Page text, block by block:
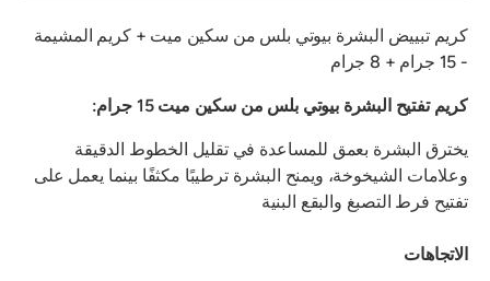
كريم تبييض البشرة بيوتي بلس من سكين ميت + كريم المشيمة
- 15 جرام + 8 جرام
كريم تفتيح البشرة بيوتي بلس من سكين ميت 15 جرام:
يخترق البشرة بعمق للمساعدة في تقليل الخطوط الدقيقة
وعلامات الشيخوخة، ويمنح البشرة ترطيبًا مكثفًا بينما يعمل على
تفتيح فرط التصبغ والبقع البنية
الاتجاهات